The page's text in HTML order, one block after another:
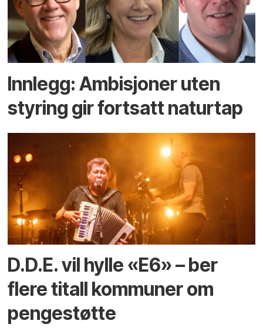
Innlegg: Ambisjoner uten
styring gir fortsatt naturtap
D.D.E. vil hylle «E6» – ber
flere titall kommuner om
pengestøtte